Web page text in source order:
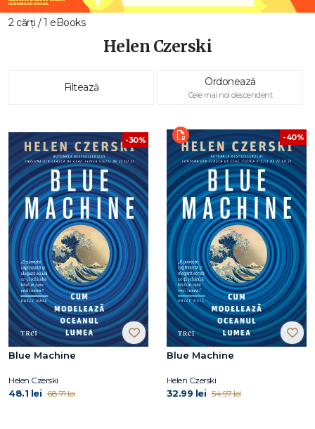
2 cărți / 1 eBooks
Helen Czerski
Filtează Ordonează
Cele mai noi descendent
-30%
Blue Machine
Helen Czerski
48.1 lei 68.71 lei
-40%
Blue Machine
Helen Czerski
32.99 lei 54.97 lei